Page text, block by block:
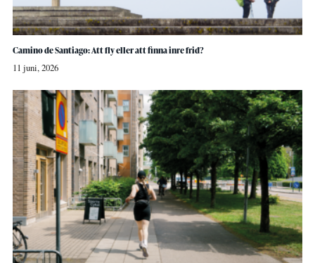
Camino de Santiago: Att fly eller att finna inre frid?
11 juni, 2026